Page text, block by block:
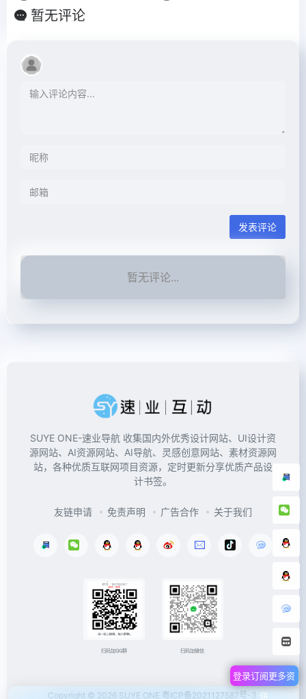
暂无评论
发表评论
暂无评论...
登录订阅更多资
讯
SUYE ONE-速业导航 收集国内外优秀设计网站、UI设计资
源网站、AI资源网站、AI导航、灵感创意网站、素材资源网
站，各种优质互联网项目资源，定时更新分享优质产品设
计书签。
友链申请 免责声明 广告合作 关于我们
扫码加QQ群 扫码加微信
Copyright © 2026 SUYE ONE 粤ICP备2021127587号-3